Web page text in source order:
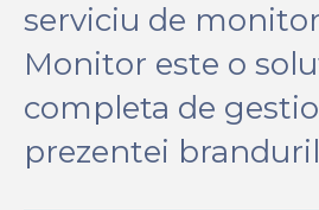
serviciu de
Monitor este o
completa de
prezentei